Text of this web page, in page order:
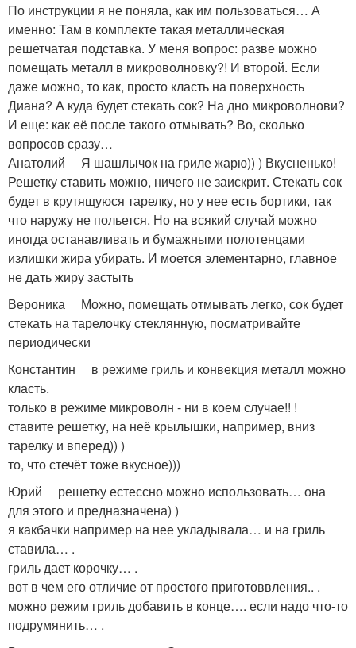
По инструкции я не поняла, как им пользоваться… А
именно: Там в комплекте такая металлическая
решетчатая подставка. У меня вопрос: разве можно
помещать металл в микроволновку?! И второй. Если
даже можно, то как, просто класть на поверхность
Диана? А куда будет стекать сок? На дно микроволнови?
И еще: как её после такого отмывать? Во, сколько
вопросов сразу…
Анатолий Я шашлычок на гриле жарю)) ) Вкусненько!
Решетку ставить можно, ничего не заискрит. Стекать сок
будет в крутящуюся тарелку, но у нее есть бортики, так
что наружу не польется. Но на всякий случай можно
иногда останавливать и бумажными полотенцами
излишки жира убирать. И моется элементарно, главное
не дать жиру застыть
Вероника Можно, помещать отмывать легко, сок будет
стекать на тарелочку стеклянную, посматривайте
периодически
Константин в режиме гриль и конвекция металл можно
класть.
только в режиме микроволн - ни в коем случае!! !
ставите решетку, на неё крылышки, например, вниз
тарелку и вперед)) )
то, что стечёт тоже вкусное)))
Юрий решетку естессно можно использовать… она
для этого и предназначена) )
я какбачки например на нее укладывала… и на гриль
ставила… .
гриль дает корочку… .
вот в чем его отличие от простого приготоввления.. .
можно режим гриль добавить в конце…. если надо что-то
подрумянить… .